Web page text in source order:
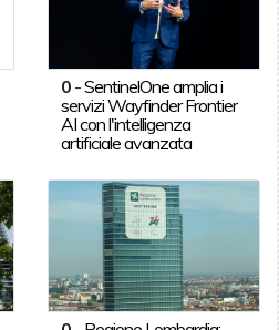
0 -SentinelOne amplia i
servizi Wayfinder Frontier
AI con l'intelligenza
artificiale avanzata